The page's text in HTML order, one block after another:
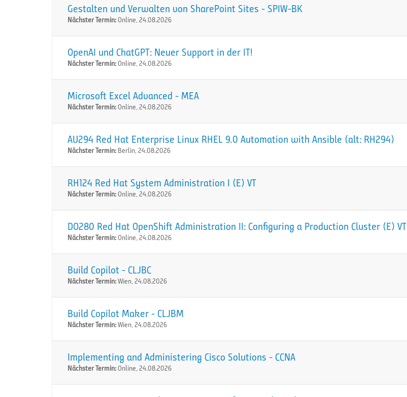
Gestalten und Verwalten von SharePoint Sites - SPIW-BK
Nächster Termin:Online, 24.08.2026
OpenAI und ChatGPT: Neuer Support in der IT!
Nächster Termin:Online, 24.08.2026
Microsoft Excel Advanced - MEA
Nächster Termin:Online, 24.08.2026
AU294 Red Hat Enterprise Linux RHEL 9.0 Automation with Ansible (alt: RH294)
Nächster Termin: Berlin, 24.08.2026
RH124 Red Hat System Administration I (E) VT
Nächster Termin:Online, 24.08.2026
DO280 Red Hat OpenShift Administration II: Configuring a Production Cluster (E) VT
Nächster Termin:Online, 24.08.2026
Build Copilot - CLJBC
Nächster Termin:Wien, 24.08.2026
Build Copilot Maker - CLJBM
Nächster Termin:Wien, 24.08.2026
Implementing and Administering Cisco Solutions - CCNA
Nächster Termin:Online, 24.08.2026